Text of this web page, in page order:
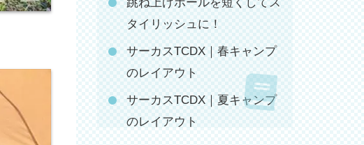
タイリッシュに！
サーカスTCDX｜春キャンプ
のレイアウト
サーカスTCDX｜夏キャンプ
のレイアウト